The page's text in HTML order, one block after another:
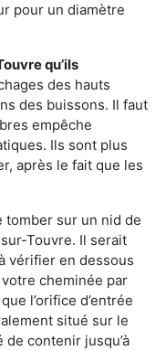
pour un diamètre
qu’ils
des hauts
des buissons. Il faut
empêche
Ils sont plus
après le fait que les
tomber sur un nid de
Touvre. Il serait
vérifier en dessous
cheminée par
l’orifice d’entrée
situé sur le
contenir jusqu’à